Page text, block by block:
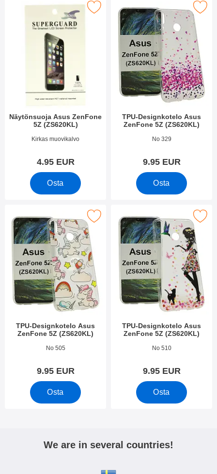
Näytönsuoja Asus ZenFone
5Z (ZS620KL)
Tuote.nro 27101
Kirkas muovikalvo
4.95 EUR
Osta
näytönsuoja Asus ZenFone 5Z (ZS620KL) suosikiksi
TPU-Designkotelo Asus
ZenFone 5Z (ZS620KL)
Tuote.nro 27689
No 329
9.95 EUR
Osta
Merkitse tPU-Designkotelo Asus
TPU-Designkotelo Asus
ZenFone 5Z (ZS620KL)
Tuote.nro 27684
No 505
9.95 EUR
Osta
tPU-Designkotelo Asus ZenFone 5Z (ZS620KL) suosikiksi
TPU-Designkotelo Asus
ZenFone 5Z (ZS620KL)
Tuote.nro 27680
No 510
9.95 EUR
Osta
Merkitse tPU-Designkotelo Asus
We are in several countries!